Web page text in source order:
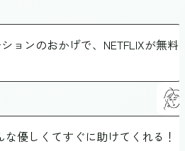
ョンのおかげで、NETFLIXが無料
な優しくてすぐに助けてくれる！